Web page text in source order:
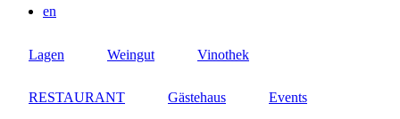
en
Lagen Weingut Vinothek
RESTAURANT Gästehaus Events